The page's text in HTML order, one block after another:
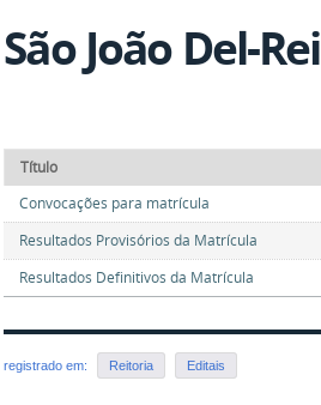
São João Del-Rei
Título
Convocações para matrícula
Resultados Provisórios da Matrícula
Resultados Definitivos da Matrícula
registrado em: Reitoria Editais